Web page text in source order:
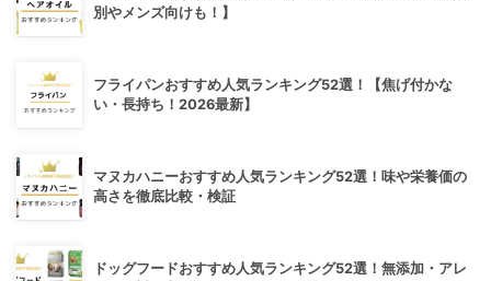
別やメンズ向けも！】
フライパンおすすめ人気ランキング52選！【焦げ付かな
い・長持ち！2026最新】
マヌカハニーおすすめ人気ランキング52選！味や栄養価の
高さを徹底比較・検証
ドッグフードおすすめ人気ランキング52選！無添加・アレ